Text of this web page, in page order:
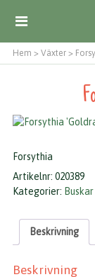
Hem > Växter >
Forsythia
Artikelnr: 020389
Kategorier:
Beskrivning
Beskrivning